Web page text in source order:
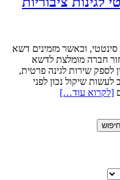
וכאשר מזמינים דשא
חברה מומלצת לדשא
לספק שירות לגינה פרטית,
לעשות שיקול נכון לפני
[לקרוא עוד…]